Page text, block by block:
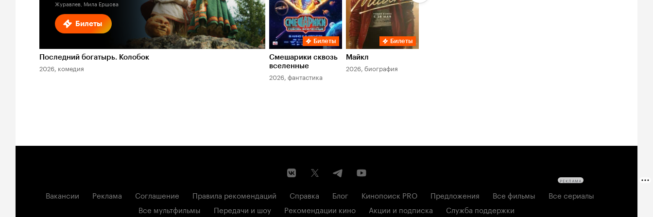
Билеты
Журавлев, Мила Ершова
Последний богатырь. Колобок
2026, комедия
Билеты
Смешарики сквозь
вселенные
2026, фантастика
Билеты
Майкл
2026, биография
Вакансии Реклама Соглашение Правила рекомендаций Справка Блог Кинопоиск PRO Предложения Все фильмы
Все сериалы
Все мультфильмы
Передачи и шоу Рекомендации кино Акции и подписка Служба поддержки
РЕКЛАМА